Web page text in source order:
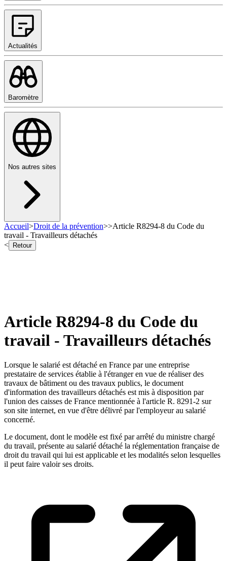
Actualités
Baromètre
Nos autres sites
Accueil>Droit de la prévention>>Article R8294-8 du Code du
travail - Travailleurs détachés
<
Retour
Article R8294-8 du Code du
travail - Travailleurs détachés
Lorsque le salarié est détaché en France par une entreprise
prestataire de services établie à l'étranger en vue de réaliser des
travaux de bâtiment ou des travaux publics, le document
d'information des travailleurs détachés est mis à disposition par
l'union des caisses de France mentionnée à l'article R. 8291-2 sur
son site internet, en vue d'être délivré par l'employeur au salarié
concerné.
Le document, dont le modèle est fixé par arrêté du ministre chargé
du travail, présente au salarié détaché la réglementation française de
droit du travail qui lui est applicable et les modalités selon lesquelles
il peut faire valoir ses droits.